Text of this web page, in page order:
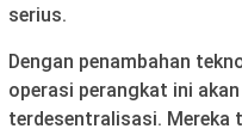
serius.
Dengan penambahan
operasi perangkat ini
terdesentralisasi. Mereka